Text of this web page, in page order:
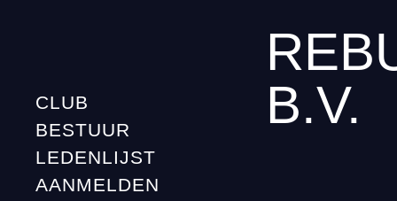
CLUB
BESTUUR
LEDENLIJST
AANMELDEN
B.V.